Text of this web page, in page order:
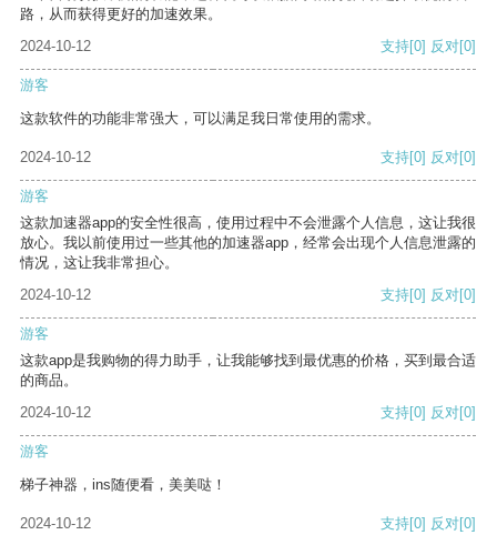
路，从而获得更好的加速效果。
2024-10-12
支持[0] 反对[0]
游客
这款软件的功能非常强大，可以满足我日常使用的需求。
2024-10-12 支持[0] 反对[0]
游客
这款加速器app的安全性很高，使用过程中不会泄露个人信息，这让我很
放心。我以前使用过一些其他的加速器app，经常会出现个人信息泄露的
情况，这让我非常担心。
2024-10-12
支持[0] 反对[0]
游客
这款app是我购物的得力助手，让我能够找到最优惠的价格，买到最合适
的商品。
2024-10-12
支持[0] 反对[0]
游客
梯子神器，ins随便看，美美哒！
2024-10-12 支持[0] 反对[0]